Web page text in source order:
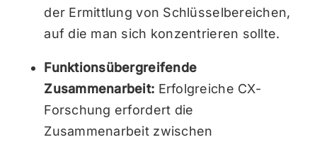
der Ermittlung von Schlüsselbereichen,
auf die man sich konzentrieren sollte.
Funktionsübergreifende
Zusammenarbeit: Erfolgreiche CX-
Forschung erfordert die
Zusammenarbeit zwischen